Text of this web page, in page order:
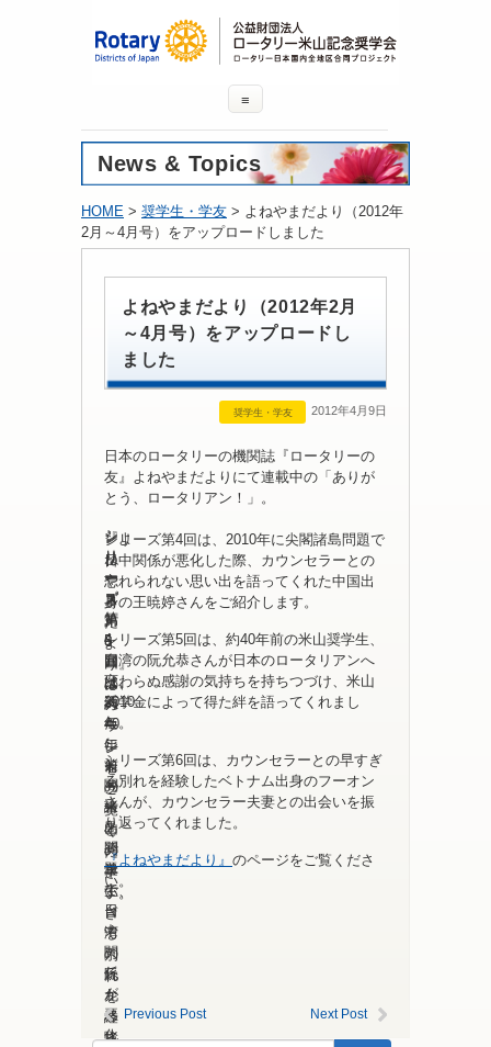
≡
News & Topics
HOME > 奨学生・学友 > よねやまだより（2012年
2月～4月号）をアップロードしました
よねやまだより（2012年2月
～4月号）をアップロードし
ました
奨学生・学友 2012年4月9日
日本のロータリーの機関誌『ロータリーの
友』よねやまだよりにて連載中の「ありが
とう、ロータリアン！」。
シ
リ
ー
ズ
第
4
回
は、
2010
年
に
尖
閣
諸
島
問
題
で
日
中
関
係
が
悪
化
シ
リ
ー
ズ
第
5
回
は、
約
40
年
前
の
米
山
奨
学
生、
台
湾
の
阮
允
恭
さ
シ
リ
ー
ズ
第
6
回
は、
カ
ウ
ン
セ
ラ
ー
と
の
早
す
ぎ
る
別
れ
を
経
験
『よ
ね
や
ま
だ
よ
り』
の
ペ
ー
ジ
を
ご
覧
く
だ
さ
い。
シリーズ第4回は、2010年に尖閣諸島問題で
日中関係が悪化した際、カウンセラーとの
忘れられない思い出を語ってくれた中国出
身の王暁婷さんをご紹介します。
シリーズ第5回は、約40年前の米山奨学生、
台湾の阮允恭さんが日本のロータリアンへ
変わらぬ感謝の気持ちを持ちつづけ、米山
奨学金によって得た絆を語ってくれまし
た。
シリーズ第6回は、カウンセラーとの早すぎ
る別れを経験したベトナム出身のフーオン
さんが、カウンセラー夫妻との出会いを振
り返ってくれました。
『よねやまだより』 のページをご覧くださ
い。
Previous Post Next Post